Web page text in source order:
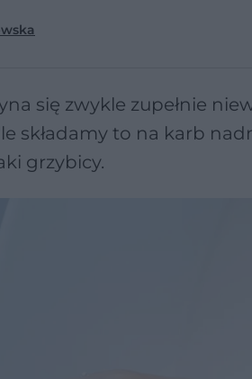
się zwykle zupełnie
składamy to na karb
grzybicy.